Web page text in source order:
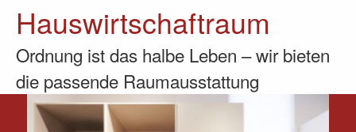
Hauswirtschaftraum
Ordnung ist das halbe Leben – wir bieten
die passende Raumausstattung